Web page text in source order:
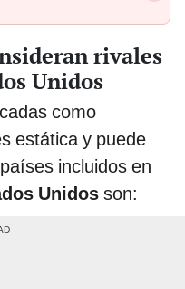
rivales
Unidos
como
estática y puede
incluidos en
Unidos son: